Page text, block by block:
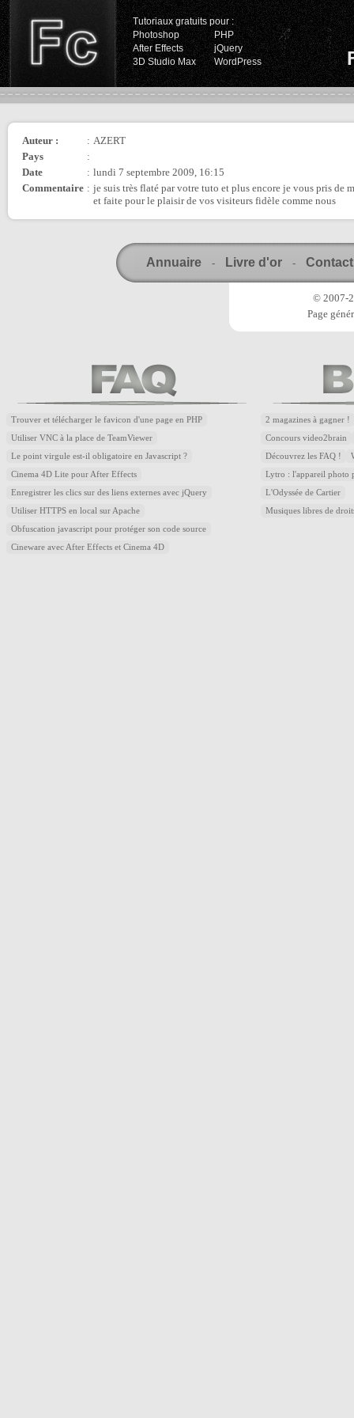
Tutoriaux gratuits pour :
Photoshop
PHP
After Effects
jQuery
3D Studio Max
WordPress
Auteur : : AZERT
Pays
:
Date
: lundi 7 septembre 2009, 16:15
Commentaire : je suis très flaté par votre tuto et plus encore je vous pris de
et faite pour le plaisir de vos visiteurs fidèle comme nous
Annuaire - Livre d'or - Contact
© 2007-
Page
Trouver et télécharger le favicon d'une page en PHP
Utiliser VNC à la place de TeamViewer
Le point virgule est-il obligatoire en Javascript ?
Cinema 4D Lite pour After Effects
Enregistrer les clics sur des liens externes avec jQuery
Utiliser HTTPS en local sur Apache
Obfuscation javascript pour protéger son code source
Cineware avec After Effects et Cinema 4D
2 magazines à gagner !
Concours video2brain
Découvrez les FAQ !
Lytro : l'appareil photo
L'Odyssée de Cartier
Musiques libres de